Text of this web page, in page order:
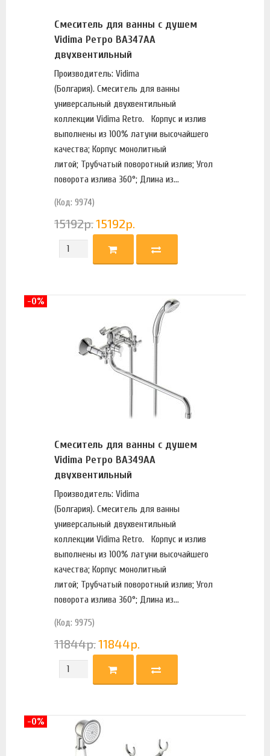
Смеситель для ванны с душем
Vidima Ретро BA347AA
двухвентильный
Производитель: Vidima
(Болгария). Смеситель для ванны
универсальный двухвентильный
коллекции Vidima Retro. Корпус и излив
выполнены из 100% латуни высочайшего
качества; Корпус монолитный
литой; Трубчатый поворотный излив; Угол
поворота излива 360°; Длина из...
(Код: 9974)
15192р.15192р.
Смеситель для ванны с душем
Vidima Ретро BA349AA
двухвентильный
Производитель: Vidima
(Болгария). Смеситель для ванны
универсальный двухвентильный
коллекции Vidima Retro. Корпус и излив
выполнены из 100% латуни высочайшего
качества; Корпус монолитный
литой; Трубчатый поворотный излив; Угол
поворота излива 360°; Длина из...
(Код: 9975)
11844р.11844р.
-0%
-0%